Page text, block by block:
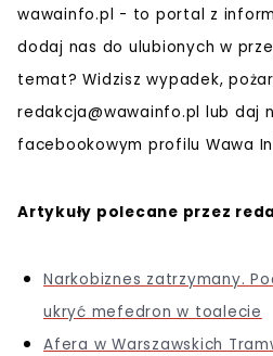
wawainfo.pl - to portal z
dodaj nas do ulubionych w
temat? Widzisz wypadek,
redakcja@wawainfo.pl lub daj
facebookowym profilu Wawa
Artykuły polecane przez
Narkobiznes zatrzymany.
ukryć mefedron w toalecie
Afera w Warszawskich